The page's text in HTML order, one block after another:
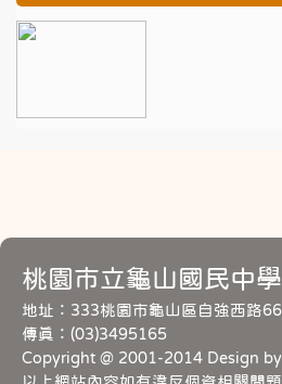
桃園市立龜山國民中
地址：333桃園市龜山區自強西路
傳真：(03)3495165
Copyright @ 2001-2014 Design